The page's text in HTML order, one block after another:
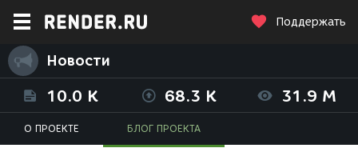
Поддержать
Новости
10.0 K 68.3 K 31.9 M
О ПРОЕКТЕ БЛОГ ПРОЕКТА